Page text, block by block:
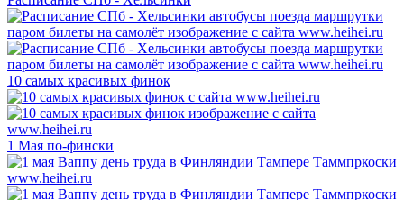
10 самых красивых финок
1 Мая по-фински